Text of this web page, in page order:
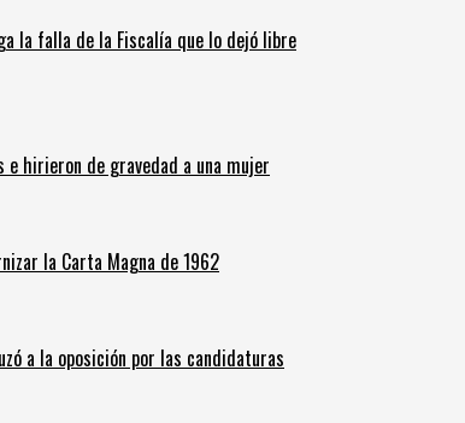
la falla de la Fiscalía que lo dejó libre
e hirieron de gravedad a una mujer
la Carta Magna de 1962
a la oposición por las candidaturas